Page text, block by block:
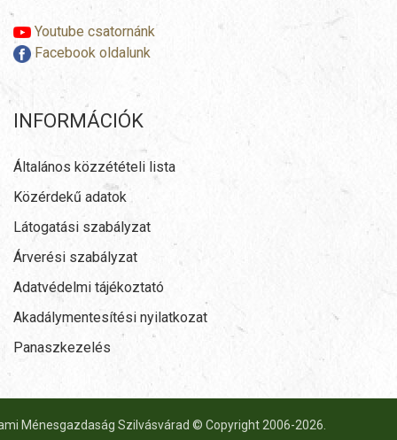
Youtube csatornánk
Facebook oldalunk
INFORMÁCIÓK
Általános közzétételi lista
Közérdekű adatok
Látogatási szabályzat
Árverési szabályzat
Adatvédelmi tájékoztató
Akadálymentesítési nyilatkozat
Panaszkezelés
Ménesgazdaság Szilvásvárad © Copyright 2006-2026.